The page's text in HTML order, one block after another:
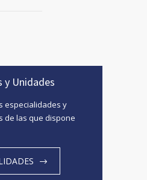
y Unidades
especialidades y
de las que dispone